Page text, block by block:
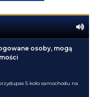
osoby, mogą
5 koło samochodu na